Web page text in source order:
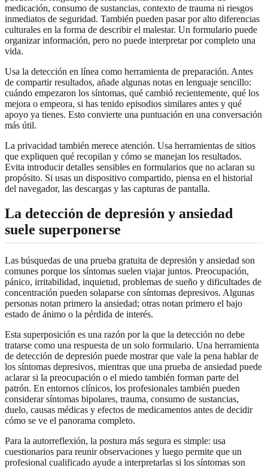
medicación, consumo de sustancias, contexto de trauma ni riesgos
inmediatos de seguridad. También pueden pasar por alto diferencias
culturales en la forma de describir el malestar. Un formulario puede
organizar información, pero no puede interpretar por completo una
vida.
Usa la detección en línea como herramienta de preparación. Antes
de compartir resultados, añade algunas notas en lenguaje sencillo:
cuándo empezaron los síntomas, qué cambió recientemente, qué los
mejora o empeora, si has tenido episodios similares antes y qué
apoyo ya tienes. Esto convierte una puntuación en una conversación
más útil.
La privacidad también merece atención. Usa herramientas de sitios
que expliquen qué recopilan y cómo se manejan los resultados.
Evita introducir detalles sensibles en formularios que no aclaran su
propósito. Si usas un dispositivo compartido, piensa en el historial
del navegador, las descargas y las capturas de pantalla.
La detección de depresión y ansiedad
suele superponerse
Las búsquedas de una prueba gratuita de depresión y ansiedad son
comunes porque los síntomas suelen viajar juntos. Preocupación,
pánico, irritabilidad, inquietud, problemas de sueño y dificultades de
concentración pueden solaparse con síntomas depresivos. Algunas
personas notan primero la ansiedad; otras notan primero el bajo
estado de ánimo o la pérdida de interés.
Esta superposición es una razón por la que la detección no debe
tratarse como una respuesta de un solo formulario. Una herramienta
de detección de depresión puede mostrar que vale la pena hablar de
los síntomas depresivos, mientras que una prueba de ansiedad puede
aclarar si la preocupación o el miedo también forman parte del
patrón. En entornos clínicos, los profesionales también pueden
considerar síntomas bipolares, trauma, consumo de sustancias,
duelo, causas médicas y efectos de medicamentos antes de decidir
cómo se ve el panorama completo.
Para la autorreflexión, la postura más segura es simple: usa
cuestionarios para reunir observaciones y luego permite que un
profesional cualificado ayude a interpretarlas si los síntomas son